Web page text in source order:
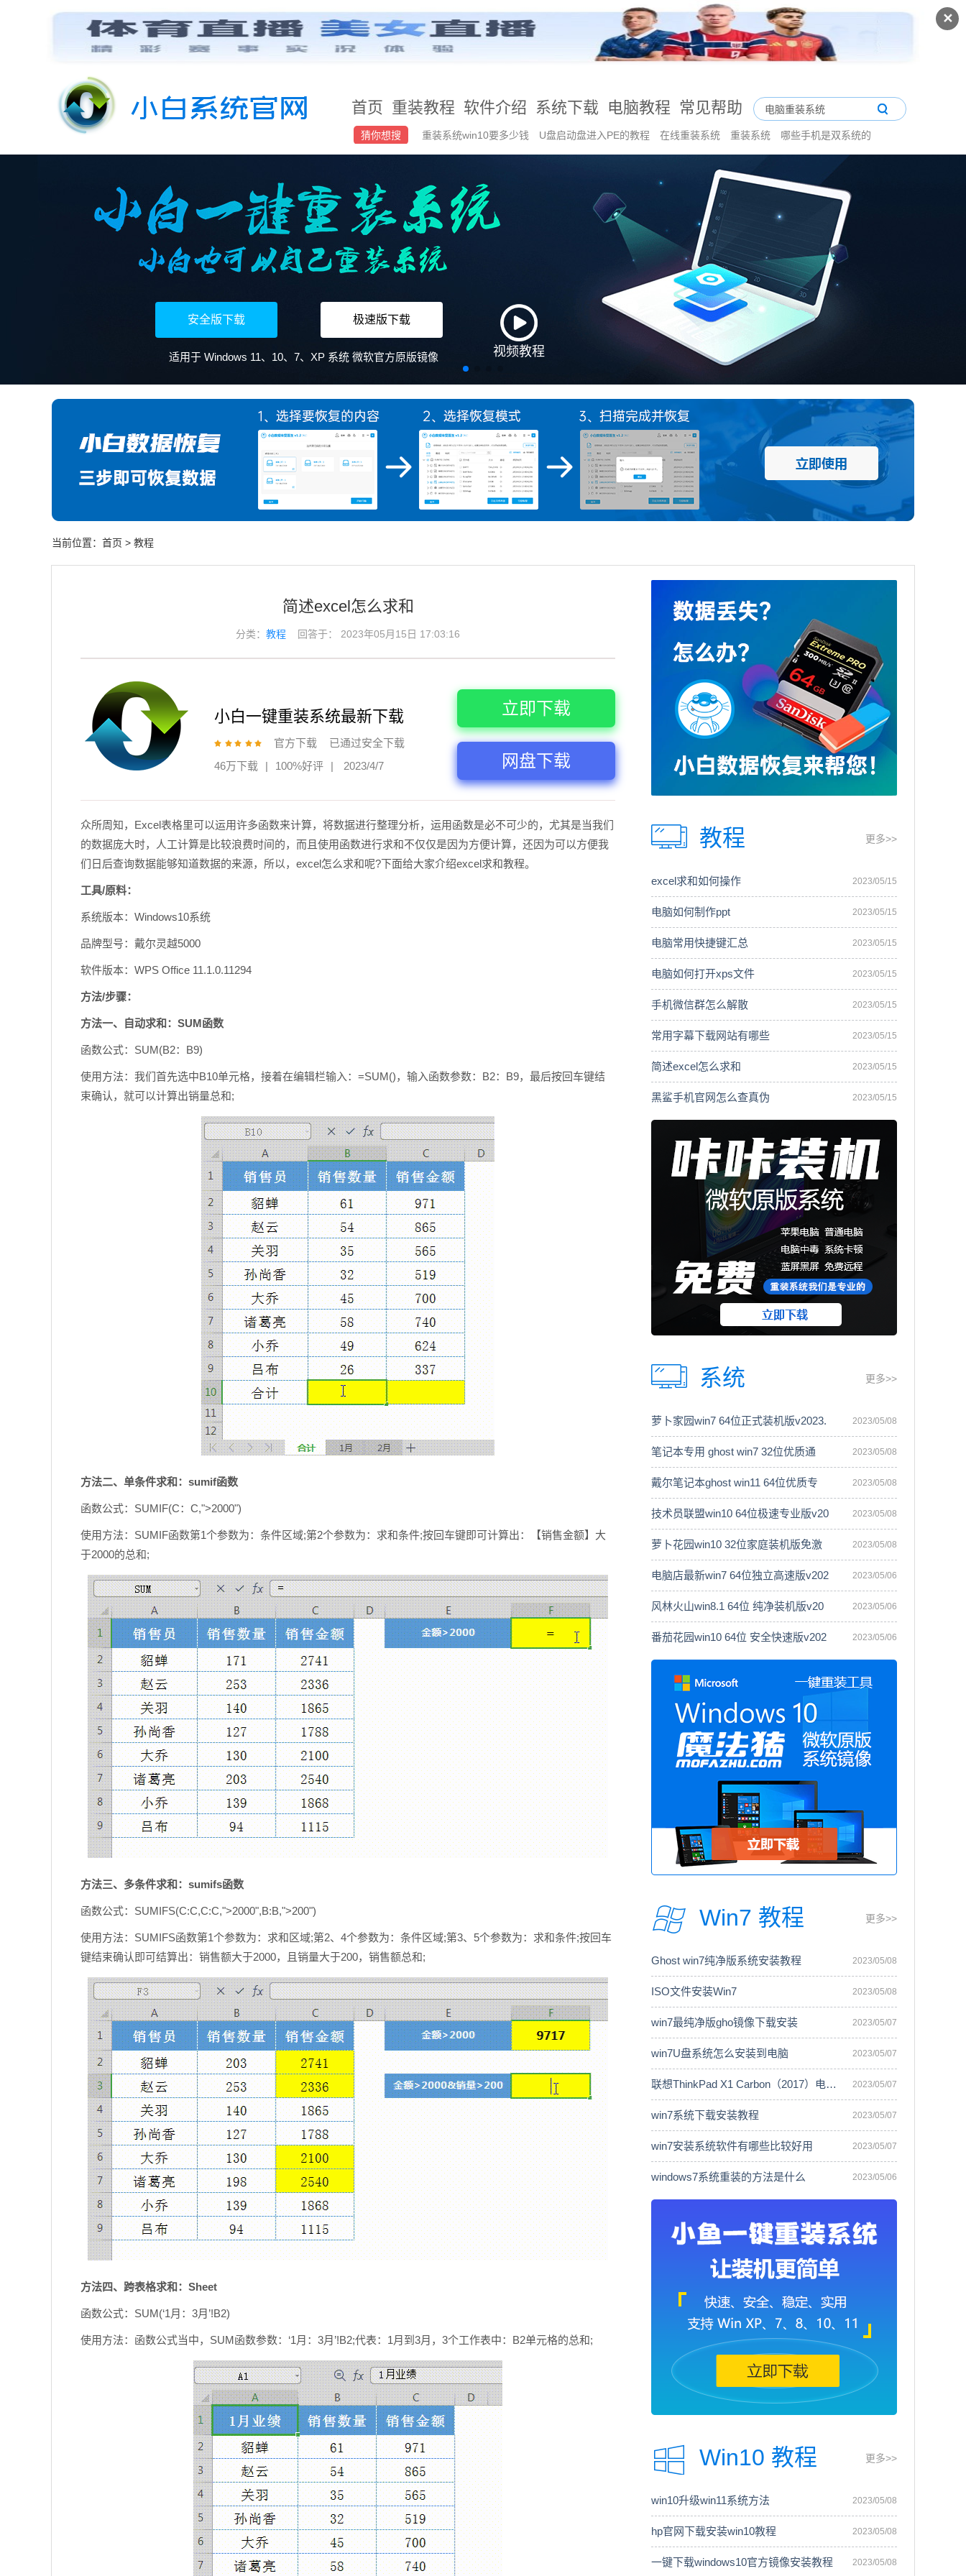
✕
首页 重装教程 软件介绍 系统下载 电脑教程 常见帮助
猜你想搜 重装系统win10要多少钱 U盘启动盘进入PE的教程 在线重装系统 重装系统
哪些手机是双系统的
当前位置： 首页 > 教程
简述excel怎么求和
分类：教程 回答于： 2023年05月15日 17:03:16
小白一键重装系统最新下载
官方下载
已通过安全下载
46万下载
| 100%好评 | 2023/4/7
立即下载
网盘下载
众所周知，Excel表格里可以运用许多函数来计算，将数据进行整理分析，运用函数是必不可少的，尤其是当我们
的数据庞大时，人工计算是比较浪费时间的，而且使用函数进行求和不仅仅是因为方便计算，还因为可以方便我
们日后查询数据能够知道数据的来源，所以，excel怎么求和呢?下面给大家介绍excel求和教程。
工具/原料：
系统版本：Windows10系统
品牌型号：戴尔灵越5000
软件版本：WPS Office 11.1.0.11294
方法/步骤：
方法一、自动求和：SUM函数
函数公式：SUM(B2：B9)
使用方法：我们首先选中B10单元格，接着在编辑栏输入：=SUM()，输入函数参数：B2：B9，最后按回车键结
束确认，就可以计算出销量总和;
方法二、单条件求和：sumif函数
函数公式：SUMIF(C：C,">2000")
使用方法：SUMIF函数第1个参数为：条件区域;第2个参数为：求和条件;按回车键即可计算出：【销售金额】大
于2000的总和;
方法三、多条件求和：sumifs函数
函数公式：SUMIFS(C:C,C:C,">2000",B:B,">200")
使用方法：SUMIFS函数第1个参数为：求和区域;第2、4个参数为：条件区域;第3、5个参数为：求和条件;按回车
键结束确认即可结算出：销售额大于2000，且销量大于200，销售额总和;
方法四、跨表格求和：Sheet
函数公式：SUM(‘1月：3月’!B2)
使用方法：函数公式当中，SUM函数参数：‘1月：3月’!B2;代表：1月到3月，3个工作表中：B2单元格的总和;
教程 更多>>
excel求和如何操作 2023/05/15
电脑如何制作ppt 2023/05/15
电脑常用快捷键汇总 2023/05/15
电脑如何打开xps文件 2023/05/15
手机微信群怎么解散 2023/05/15
常用字幕下载网站有哪些 2023/05/15
简述excel怎么求和 2023/05/15
黑鲨手机官网怎么查真伪 2023/05/15
系统 更多>>
萝卜家园win7 64位正式装机版v2023. 2023/05/08
笔记本专用 ghost win7 32位优质通 2023/05/08
戴尔笔记本ghost win11 64位优质专 2023/05/08
技术员联盟win10 64位极速专业版v20 2023/05/08
萝卜花园win10 32位家庭装机版免激 2023/05/08
电脑店最新win7 64位独立高速版v202 2023/05/06
风林火山win8.1 64位 纯净装机版v20 2023/05/06
番茄花园win10 64位 安全快速版v202 2023/05/06
Win7 教程 更多>>
Ghost win7纯净版系统安装教程 2023/05/08
ISO文件安装Win7 2023/05/08
win7最纯净版gho镜像下载安装 2023/05/07
win7U盘系统怎么安装到电脑 2023/05/07
联想ThinkPad X1 Carbon（2017）电脑安 2023/05/07
win7系统下载安装教程 2023/05/07
win7安装系统软件有哪些比较好用 2023/05/07
windows7系统重装的方法是什么 2023/05/06
Win10 教程 更多>>
win10升级win11系统方法 2023/05/08
hp官网下载安装win10教程 2023/05/08
一键下载windows10官方镜像安装教程 2023/05/08